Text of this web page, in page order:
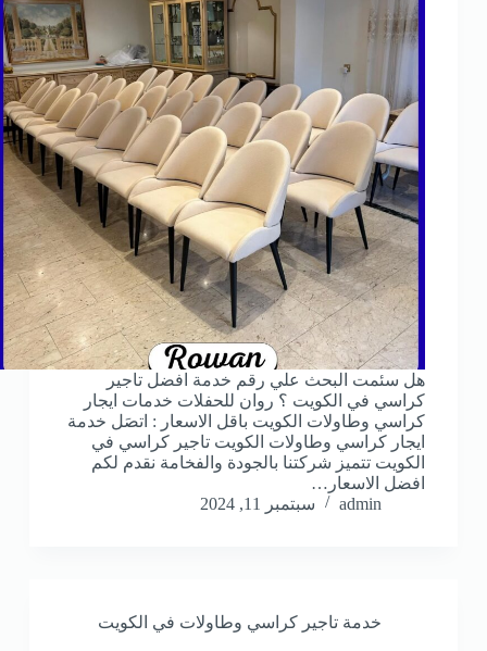
هل سئمت البحث علي رقم خدمة افضل تاجير
كراسي في الكويت ؟ روان للحفلات خدمات ايجار
كراسي وطاولات الكويت باقل الاسعار : اتصَل خدمة
ايجار كراسي وطاولات الكويت تاجير كراسي في
الكويت تتميز شركتنا بالجودة والفخامة نقدم لكم
افضل الاسعار…
admin
سبتمبر 11, 2024
خدمة تاجير كراسي وطاولات في الكويت